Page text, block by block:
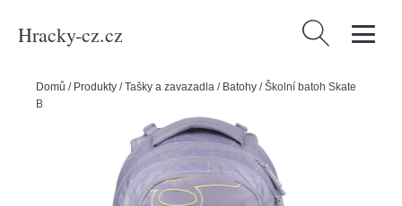
Hracky-cz.cz Vyhledávání
Domů / Produkty /Tašky a zavazadla / Batohy /Školní batoh Skate
BAAGL Max Mishmash GRS